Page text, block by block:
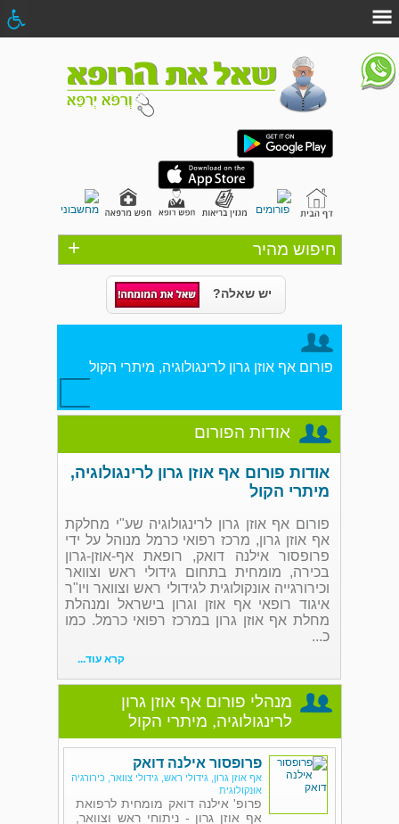
+ חיפוש מהיר
יש שאלה?
פורום אף אוזן גרון לרינגולוגיה, מיתרי הקול
אודות הפורום
אודות פורום אף אוזן גרון לרינגולוגיה,
מיתרי הקול
פורום אף אוזן גרון לרינגולוגיה שע"י מחלקת
אף אוזן גרון, מרכז רפואי כרמל מנוהל על ידי
פרופסור אילנה דואק, רופאת אף-אוזן-גרון
בכירה, מומחית בתחום גידולי ראש וצוואר
וכירורגייה אונקולוגית לגידולי ראש וצוואר ויו"ר
איגוד רופאי אף אוזן וגרון בישראל ומנהלת
מחלת אף אוזן גרון במרכז רפואי כרמל. כמו
כ...
קרא עוד...
מנהלי פורום אף אוזן גרון
לרינגולוגיה, מיתרי הקול
פרופסור אילנה דואק
אף אוזן גרון, גידולי ראש, גידולי צוואר, כירורגיה
אונקולוגית
פרופ' אילנה דואק מומחית לרפואת
אף אוזן גרון - ניתוחי ראש וצוואר,